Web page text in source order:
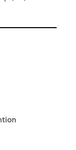
: disponible
: non disponible